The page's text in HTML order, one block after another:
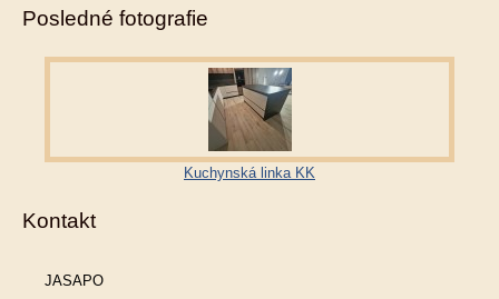
Posledné fotografie
Kuchynská linka KK
Kontakt
JASAPO